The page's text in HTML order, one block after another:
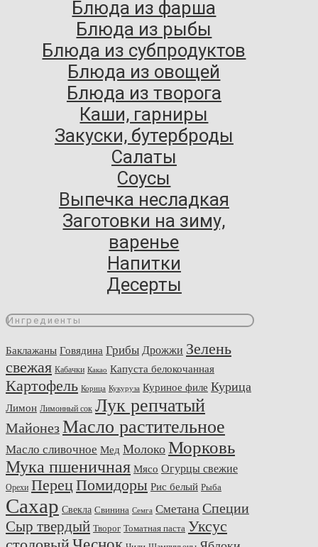
Блюда из фарша
Блюда из рыбы
Блюда из субпродуктов
Блюда из овощей
Блюда из творога
Каши, гарниры
Закуски, бутерброды
Салаты
Соусы
Выпечка несладкая
Заготовки на зиму,
варенье
Напитки
Десерты
Ингредиенты
Баклажаны Говядина Грибы Дрожжи Зелень
свежая Кабачки Какао Капуста белокочанная
Картофель Корица Кукуруза Куриное филе Курица
Лимон Лимонный сок Лук репчатый
МайонезМасло растительное
Масло сливочное Мед Молоко Морковь
Мука пшеничная Мясо Огурцы свежие
Орехи ПерецПомидоры Рис белый Рыба
Сахар Свекла Свинина Семга Сметана Специи
Сыр твердый Творог Томатная паста Уксус